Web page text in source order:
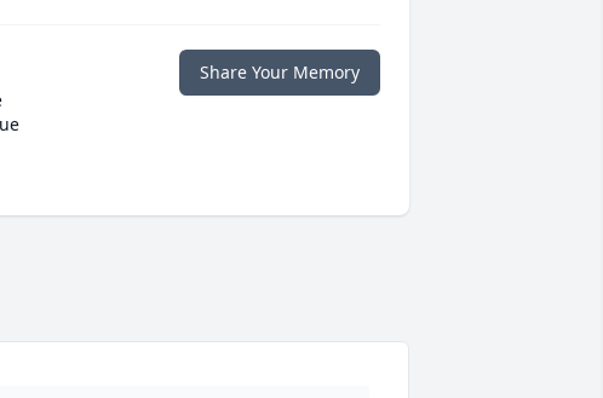
Share Your Memory